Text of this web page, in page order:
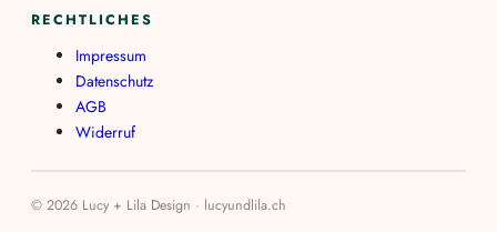
RECHTLICHES
Impressum
Datenschutz
AGB
Widerruf
© 2026 Lucy + Lila Design · lucyundlila.ch